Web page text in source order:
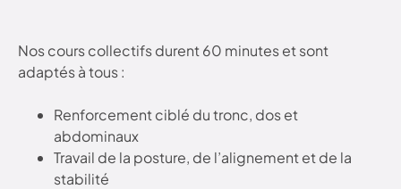
Nos cours collectifs durent 60 minutes et sont
adaptés à tous :
Renforcement ciblé du tronc, dos et
abdominaux
Travail de la posture, de l’alignement et de la
stabilité